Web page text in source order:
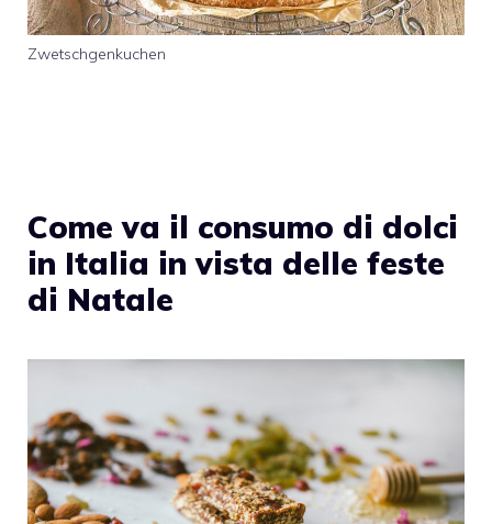
Zwetschgenkuchen
Come va il consumo di dolci
in Italia in vista delle feste
di Natale